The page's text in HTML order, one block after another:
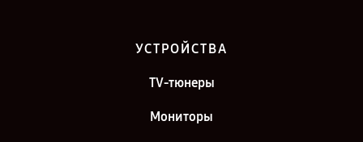
Ремонт Apple Watch Apple Apple Watch Series 7 41mm в г. Санкт-
УСТРОЙСТВА
TV-тюнеры
Мониторы